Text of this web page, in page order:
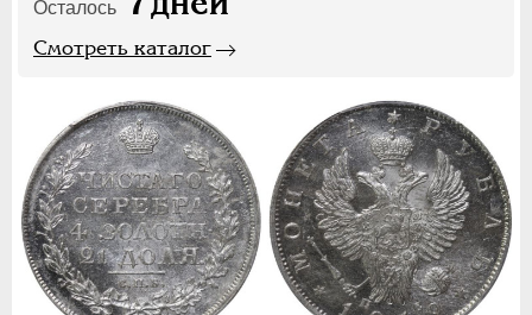
Осталось
Смотреть каталог